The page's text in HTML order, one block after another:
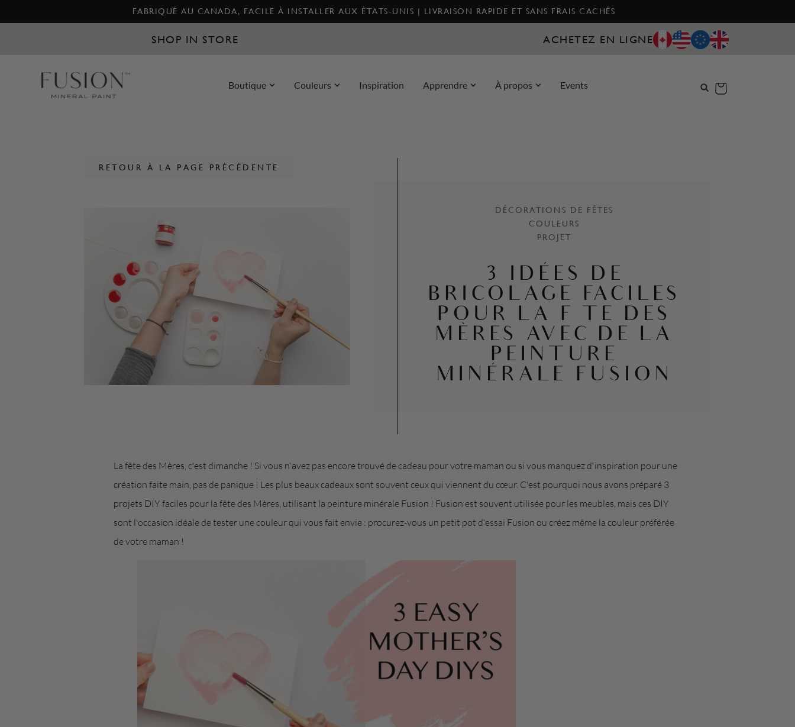
FABRIQUÉ AU CANADA, FACILE À INSTALLER AUX ÉTATS-UNIS | LIVRAISON RAPIDE ET SANS FRAIS CACHÉS
SHOP IN STORE ACHETEZ EN LIGNE
Boutique Couleurs Inspiration Apprendre À propos Events
RETOUR À LA PAGE PRÉCÉDENTE
DÉCORATIONS DE FÊTES
COULEURS
PROJET
3 IDÉES DE
BRICOLAGE FACILES
POUR LA FÊTE DES
MÈRES AVEC DE LA
PEINTURE
MINÉRALE FUSION
La fête des Mères, c'est dimanche ! Si vous n'avez pas encore trouvé de cadeau pour votre maman ou si vous manquez d'inspiration pour une
création faite main, pas de panique ! Les plus beaux cadeaux sont souvent ceux qui viennent du cœur. C'est pourquoi nous avons préparé 3
projets DIY faciles pour la fête des Mères, utilisant la peinture minérale Fusion ! Fusion est souvent utilisée pour les meubles, mais ces DIY
sont l'occasion idéale de tester une couleur qui vous fait envie : procurez-vous un petit pot d'essai Fusion ou créez même la couleur préférée
de votre maman !